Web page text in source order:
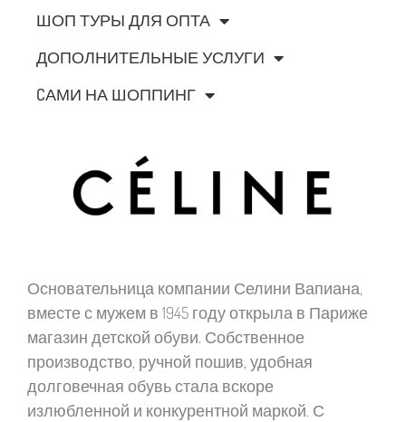
Основательница компании Селини Вапиана,
вместе с мужем в 1945 году открыла в Париже
магазин детской обуви. Собственное
производство, ручной пошив, удобная
долговечная обувь стала вскоре
излюбленной и конкурентной маркой. С
ШОП ТУРЫ ДЛЯ ОПТА
ДОПОЛНИТЕЛЬНЫЕ УСЛУГИ
CАМИ НА ШОППИНГ